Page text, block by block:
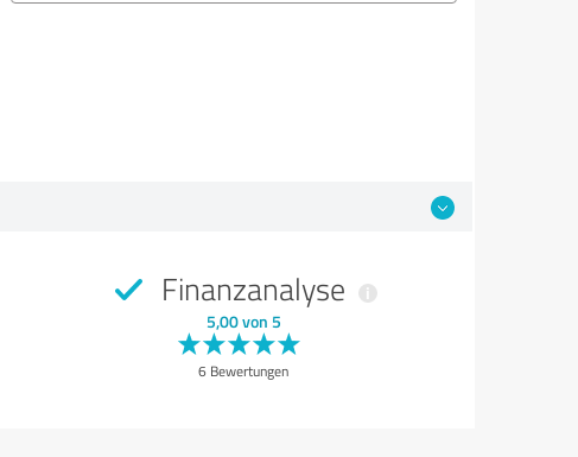
Finanzanalyse
5,00 von 5
6 Bewertungen